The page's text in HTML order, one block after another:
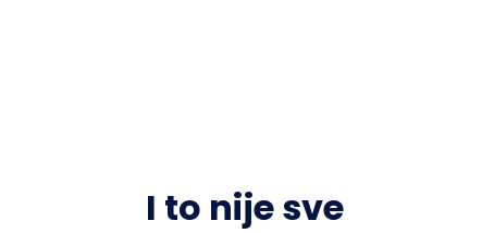
I to nije sve